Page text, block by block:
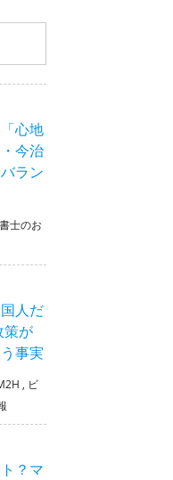
心地
今治
ラン
士のお
人だ
が
事実
, ビ
？マ